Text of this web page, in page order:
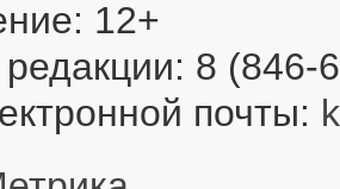
12+
8 (846-
почты: